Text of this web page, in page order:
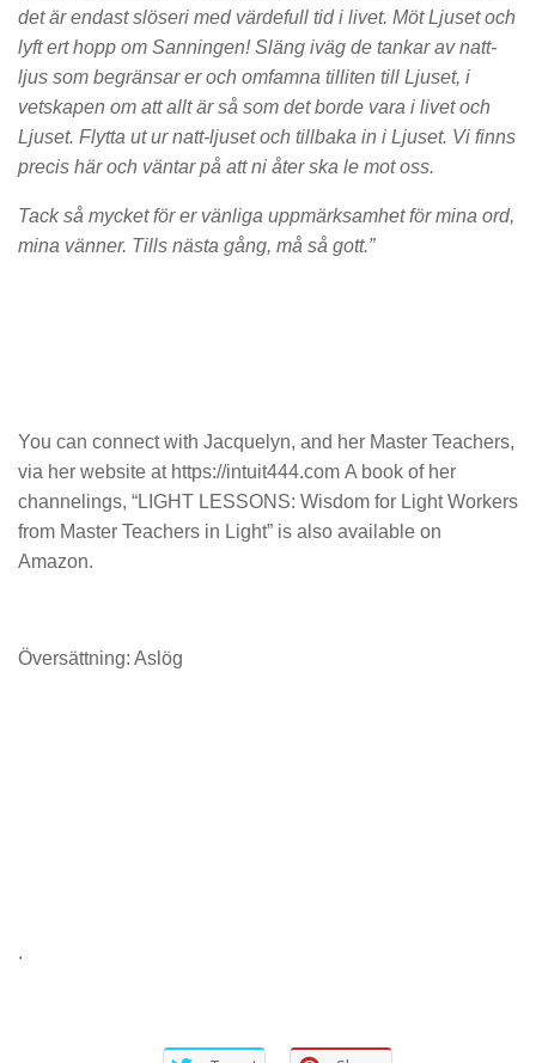
det är endast slöseri med värdefull tid i livet. Möt Ljuset och
lyft ert hopp om Sanningen! Släng iväg de tankar av natt-
ljus som begränsar er och omfamna tilliten till Ljuset, i
vetskapen om att allt är så som det borde vara i livet och
Ljuset. Flytta ut ur natt-ljuset och tillbaka in i Ljuset. Vi finns
precis här och väntar på att ni åter ska le mot oss.
Tack så mycket för er vänliga uppmärksamhet för mina ord,
mina vänner. Tills nästa gång, må så gott.”
You can connect with Jacquelyn, and her Master Teachers,
via her website at https://intuit444.com A book of her
channelings, “LIGHT LESSONS: Wisdom for Light Workers
from Master Teachers in Light” is also available on
Amazon.
Översättning: Aslög
.